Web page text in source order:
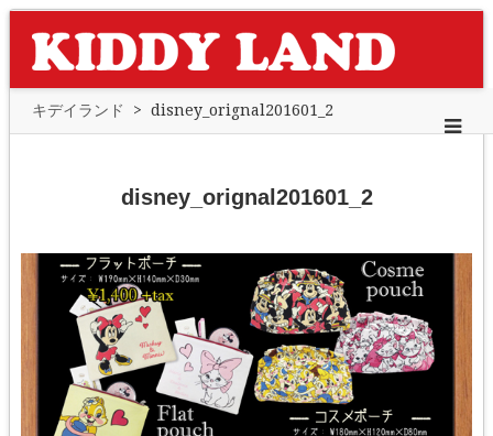
キデイランド > disney_orignal201601_2
disney_orignal201601_2